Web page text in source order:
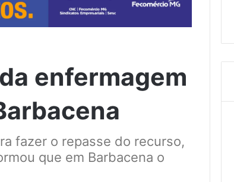
enfermagem
fazer o repasse do recurso,
que em Barbacena o